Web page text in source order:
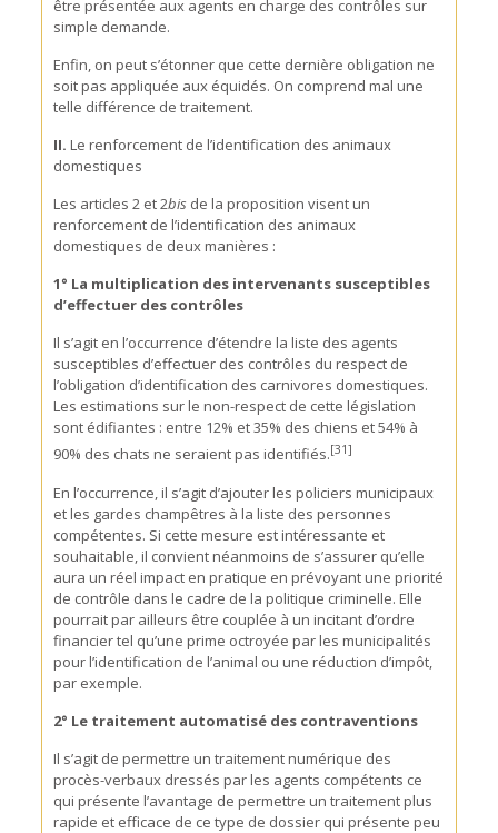
être présentée aux agents en charge des contrôles sur
simple demande.
Enfin, on peut s’étonner que cette dernière obligation ne
soit pas appliquée aux équidés. On comprend mal une
telle différence de traitement.
II. Le renforcement de l’identification des animaux
domestiques
Les articles 2 et 2bisde la proposition visent un
renforcement de l’identification des animaux
domestiques de deux manières :
1° La multiplication des intervenants susceptibles
d’effectuer des contrôles
Il s’agit en l’occurrence d’étendre la liste des agents
susceptibles d’effectuer des contrôles du respect de
l’obligation d’identification des carnivores domestiques.
Les estimations sur le non-respect de cette législation
sont édifiantes : entre 12% et 35% des chiens et 54% à
90% des chats ne seraient pas identifiés.[31]
En l’occurrence, il s’agit d’ajouter les policiers municipaux
et les gardes champêtres à la liste des personnes
compétentes. Si cette mesure est intéressante et
souhaitable, il convient néanmoins de s’assurer qu’elle
aura un réel impact en pratique en prévoyant une priorité
de contrôle dans le cadre de la politique criminelle. Elle
pourrait par ailleurs être couplée à un incitant d’ordre
financier tel qu’une prime octroyée par les municipalités
pour l’identification de l’animal ou une réduction d’impôt,
par exemple.
2° Le traitement automatisé des contraventions
Il s’agit de permettre un traitement numérique des
procès-verbaux dressés par les agents compétents ce
qui présente l’avantage de permettre un traitement plus
rapide et efficace de ce type de dossier qui présente peu